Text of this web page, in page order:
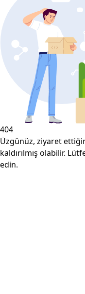
404
Üzgünüz, ziyaret
kaldırılmış olabilir.
edin.